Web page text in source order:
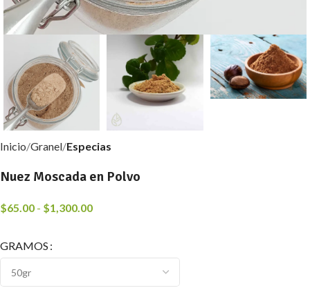
Inicio Granel Especias
Nuez Moscada en Polvo
$65.00 - $1,300.00
GRAMOS